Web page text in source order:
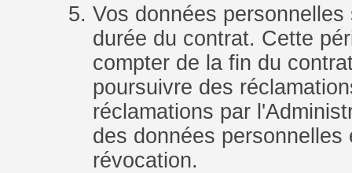
Vos données
durée du contrat. Cette
compter de la fin du
poursuivre des
réclamations par
des données
révocation.